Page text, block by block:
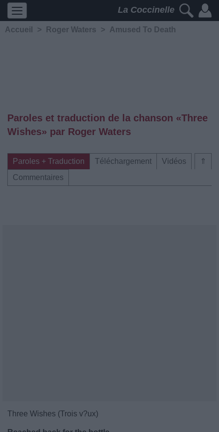
La Coccinelle
Accueil > Roger Waters > Amused To Death
Paroles et traduction de la chanson «Three
Wishes» par Roger Waters
⇑
Paroles + Traduction Téléchargement
Vidéos
Commentaires
Three Wishes (Trois v?ux)